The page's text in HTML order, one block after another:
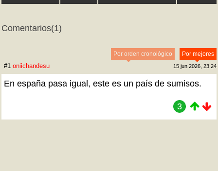
Comentarios(1)
Por mejores
Por orden cronológico
#1 oniichandesu 15 jun 2026, 23:24
En españa pasa igual, este es un país de sumisos.
3